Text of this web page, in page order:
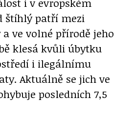
štíhlý patří mezi
ve volné přírodě jeho
klesá kvůli úbytku
i ilegálnímu
Aktuálně se jich ve
posledních 7,5